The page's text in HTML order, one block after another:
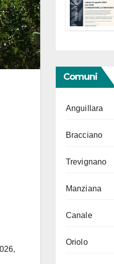
Comuni
Anguillara
Bracciano
Trevignano
Manziana
Canale
Oriolo